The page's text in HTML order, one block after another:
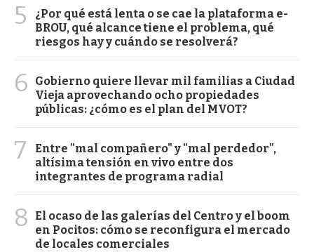
5
¿Por qué está lenta o se cae la plataforma e-
BROU, qué alcance tiene el problema, qué
riesgos hay y cuándo se resolverá?
6
Gobierno quiere llevar mil familias a Ciudad
Vieja aprovechando ocho propiedades
públicas: ¿cómo es el plan del MVOT?
7
Entre "mal compañero" y "mal perdedor",
altísima tensión en vivo entre dos
integrantes de programa radial
8
El ocaso de las galerías del Centro y el boom
en Pocitos: cómo se reconfigura el mercado
de locales comerciales